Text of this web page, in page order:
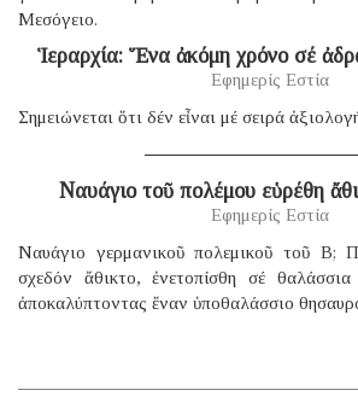
Μεσόγειο.
Ἱεραρχία: Ἕνα ἀκόμη χρόνο σέ
Εφημερίς Εστία
Σημειώνεται ὅτι δέν εἶναι μέ σειρά
Ναυάγιο τοῦ πολέμου εὑρέθη
Εφημερίς Εστία
Ναυάγιο γερμανικοῦ πολεμικοῦ τοῦ B;
σχεδόν ἄθικτο, ἐνετοπίσθη σέ
ἀποκαλύπτοντας ἕναν ὑποθαλάσσιο